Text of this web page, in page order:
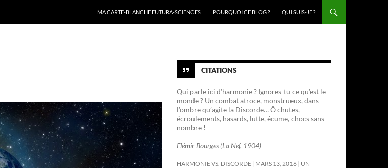
MA CARTE-BLANCHE FUTURA-SCIENCES
POURQUOI CE BLOG ? QUI SUIS-JE ?
CITATIONS
Qui parle ici d’harmonie ? Ignores-tu ce qu’est le
monde ? Un combat atroce, monstrueux, dans
l’ombre qu’agite la Discorde… Ô chutes,
écroulements, hasards, lutte, écume, chocs sans
nombre !
Elémir Bourges (La Nef, 1904)
HARMONIE VS. DISCORDE MARS 13, 2016 UN